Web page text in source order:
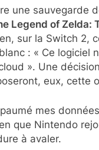
une sauvegarde
Legend of Zelda:
sur la Switch 2,
: « Ce logiciel
». Une
eux, cette
paumé mes
que Nintendo
à avaler.